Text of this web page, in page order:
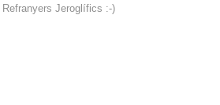
Jeroglífics :-)